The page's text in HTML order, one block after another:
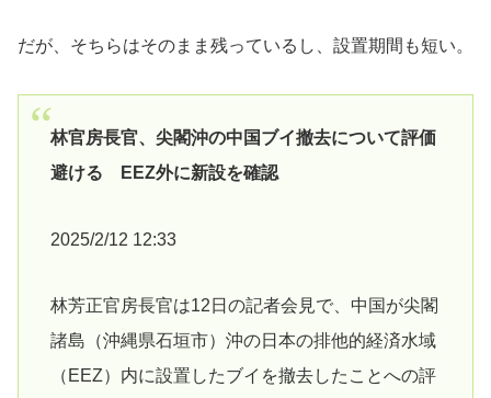
だが、そちらはそのまま残っているし、設置期間も短い。
林官房長官、尖閣沖の中国ブイ撤去について評価
避ける EEZ外に新設を確認
2025/2/12 12:33
林芳正官房長官は12日の記者会見で、中国が尖閣
諸島（沖縄県石垣市）沖の日本の排他的経済水域
（EEZ）内に設置したブイを撤去したことへの評